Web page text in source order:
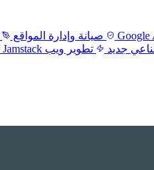
صيانة وإدارة المواقع
جديد تطوير ويب Headless / Jamstack